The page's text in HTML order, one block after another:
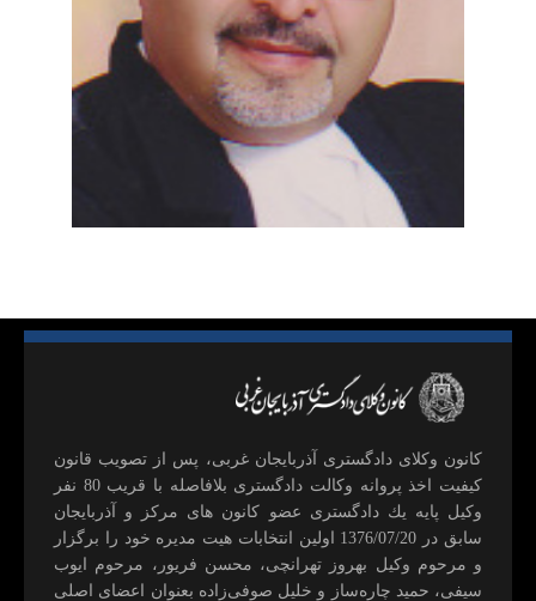
كانون وكلای دادگستری آذربايجان غربی، پس از تصويب قانون
كيفيت اخذ پروانه وكالت دادگستری بلافاصله با قريب 80 نفر
وكيل پايه يك دادگستری عضو كانون های مركز و آذربايجان
سابق در 1376/07/20 اولين انتخابات هيت مديره خود را برگزار
و مرحوم وکیل بهروز تهرانچی، محسن فريور، مرحوم ايوب
سيفی، حميد چاره‌ساز و خليل صوفی‌زاده بعنوان اعضای اصلی